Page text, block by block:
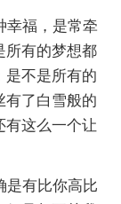
幸福，是常牵
所有的梦想都
是不是所有的
有了白雪般的
有这么一个让
是有比你高比